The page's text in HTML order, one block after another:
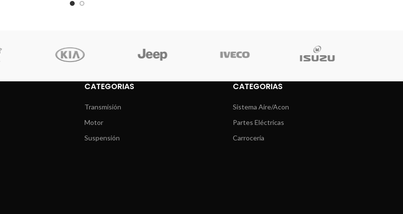
CATEGORIAS
Transmisión
Motor
Suspensión
CATEGORIAS
Sistema Aire/Acon
Partes Eléctricas
Carrocería